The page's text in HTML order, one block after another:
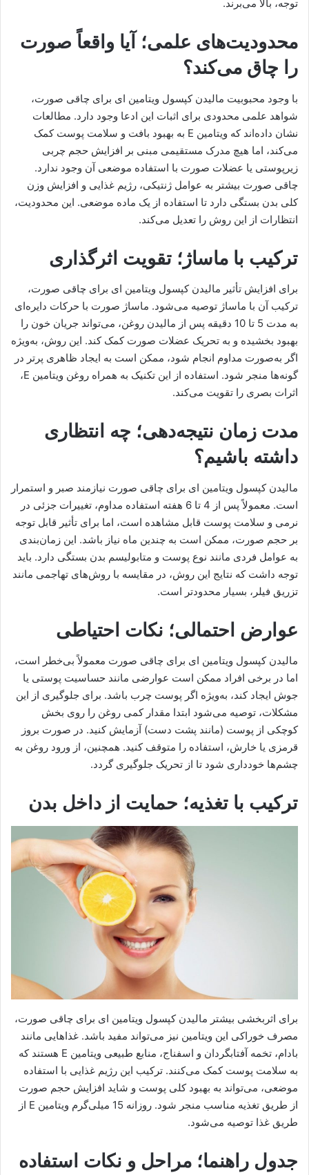
توجه، بالا می‌برند.
محدودیت‌های علمی؛ آیا واقعاً صورت
را چاق می‌کند؟
با وجود محبوبیت مالیدن کپسول ویتامین ای برای چاقی صورت،
شواهد علمی محدودی برای اثبات این ادعا وجود دارد. مطالعات
نشان داده‌اند که ویتامین E به بهبود بافت و سلامت پوست کمک
می‌کند، اما هیچ مدرک مستقیمی مبنی بر افزایش حجم چربی
زیرپوستی یا عضلات صورت با استفاده موضعی آن وجود ندارد.
چاقی صورت بیشتر به عوامل ژنتیکی، رژیم غذایی و افزایش وزن
کلی بدن بستگی دارد تا استفاده از یک ماده موضعی. این محدودیت،
انتظارات از این روش را تعدیل می‌کند.
ترکیب با ماساژ؛ تقویت اثرگذاری
برای افزایش تأثیر مالیدن کپسول ویتامین ای برای چاقی صورت،
ترکیب آن با ماساژ توصیه می‌شود. ماساژ صورت با حرکات دایره‌ای
به مدت 5 تا 10 دقیقه پس از مالیدن روغن، می‌تواند جریان خون را
بهبود بخشیده و به تحریک عضلات صورت کمک کند. این روش، به‌ویژه
اگر به‌صورت مداوم انجام شود، ممکن است به ایجاد ظاهری پرتر در
گونه‌ها منجر شود. استفاده از این تکنیک به همراه روغن ویتامین E،
اثرات بصری را تقویت می‌کند.
مدت زمان نتیجه‌دهی؛ چه انتظاری
داشته باشیم؟
مالیدن کپسول ویتامین ای برای چاقی صورت نیازمند صبر و استمرار
است. معمولاً پس از 4 تا 6 هفته استفاده مداوم، تغییرات جزئی در
نرمی و سلامت پوست قابل مشاهده است، اما برای تأثیر قابل توجه
بر حجم صورت، ممکن است به چندین ماه نیاز باشد. این زمان‌بندی
به عوامل فردی مانند نوع پوست و متابولیسم بدن بستگی دارد. باید
توجه داشت که نتایج این روش، در مقایسه با روش‌های تهاجمی مانند
تزریق فیلر، بسیار محدودتر است.
عوارض احتمالی؛ نکات احتیاطی
مالیدن کپسول ویتامین ای برای چاقی صورت معمولاً بی‌خطر است،
اما در برخی افراد ممکن است عوارضی مانند حساسیت پوستی یا
جوش ایجاد کند، به‌ویژه اگر پوست چرب باشد. برای جلوگیری از این
مشکلات، توصیه می‌شود ابتدا مقدار کمی روغن را روی بخش
کوچکی از پوست (مانند پشت دست) آزمایش کنید. در صورت بروز
قرمزی یا خارش، استفاده را متوقف کنید. همچنین، از ورود روغن به
چشم‌ها خودداری شود تا از تحریک جلوگیری گردد.
ترکیب با تغذیه؛ حمایت از داخل بدن
برای اثربخشی بیشتر مالیدن کپسول ویتامین ای برای چاقی صورت،
مصرف خوراکی این ویتامین نیز می‌تواند مفید باشد. غذاهایی مانند
بادام، تخمه آفتابگردان و اسفناج، منابع طبیعی ویتامین E هستند که
به سلامت پوست کمک می‌کنند. ترکیب این رژیم غذایی با استفاده
موضعی، می‌تواند به بهبود کلی پوست و شاید افزایش حجم صورت
از طریق تغذیه مناسب منجر شود. روزانه 15 میلی‌گرم ویتامین E از
طریق غذا توصیه می‌شود.
جدول راهنما؛ مراحل و نکات استفاده